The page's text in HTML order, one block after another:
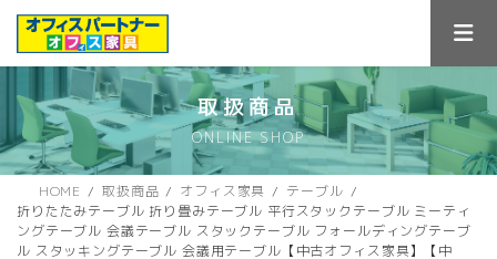
ス
キ
ン
に
取扱商品
ONLINE SHOP
HOME 取扱商品 オフィス家具
テーブル
折りたたみテーブル 折り畳みテーブル 平行スタックテーブル ミーティ
ングテーブル 会議テーブル スタックテーブル フォールディングテーブ
ル スタッキングテーブル 会議用テーブル【中古オフィス家具】【中